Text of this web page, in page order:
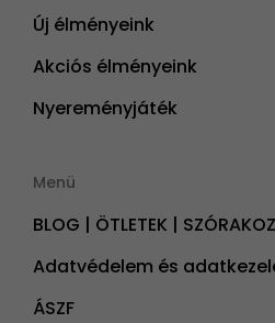
Új élményeink
Akciós élményeink
Nyereményjáték
Menü
BLOG | ÖTLETEK |
Adatvédelem és
ÁSZF